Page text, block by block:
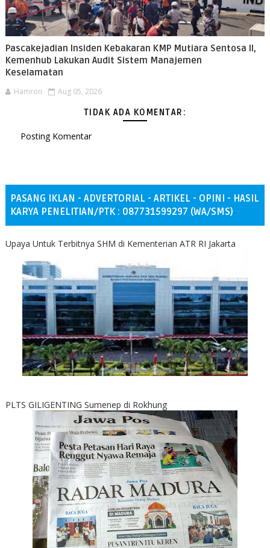
Pascakejadian Insiden Kebakaran KMP Mutiara Sentosa II,
Kemenhub Lakukan Audit Sistem Manajemen
Keselamatan
Hamron Aug 05, 2026
TIDAK ADA KOMENTAR:
Posting Komentar
PASANG IKLAN - ADVERTORIAL - ARTIKEL - OPINI - HASIL
KARYA PENELITIAN/PTK : 087731599297 (WA/SMS)
Upaya Untuk Terbitnya SHM di Kementerian ATR RI Jakarta
PLTS GILIGENTING Sumenep di Rokhung